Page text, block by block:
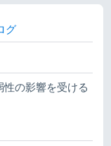
グ
の影響を受ける